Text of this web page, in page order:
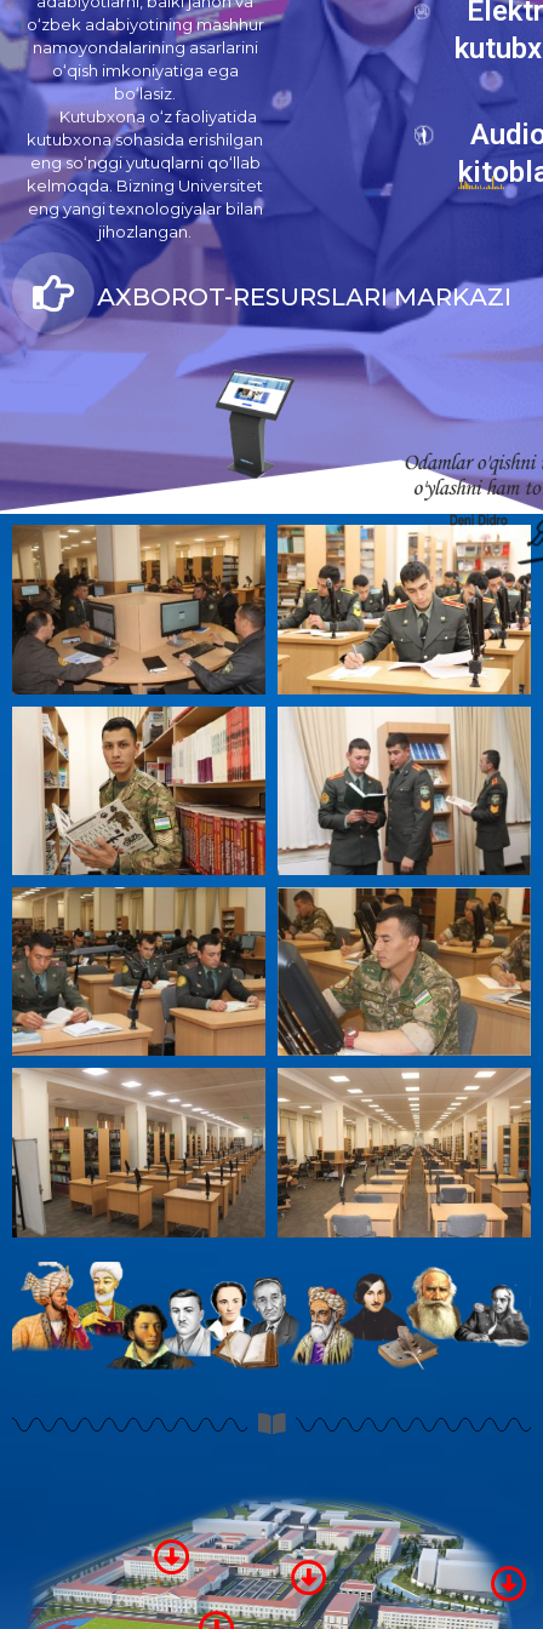
o‘zbek adabiyotining mashhur
namoyondalarining asarlarini
o‘qish imkoniyatiga ega
bo‘lasiz.
Kutubxona o‘z faoliyatida
kutubxona sohasida erishilgan
eng so‘nggi yutuqlarni qo‘llab
kelmoqda. Bizning Universitet
eng yangi texnologiyalar bilan
jihozlangan.
АXBOROT-RESURSLАRI MАRKАZI